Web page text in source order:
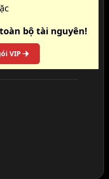
bộ tài nguyên!
VIP